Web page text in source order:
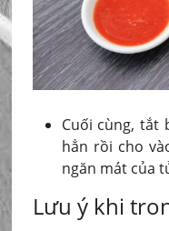
Cuối cùng, tắt
hẳn rồi cho
ngăn mát của
Lưu ý khi